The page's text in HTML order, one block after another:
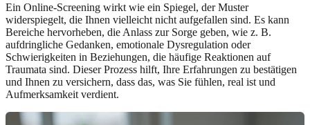
Ein Online-Screening wirkt wie ein Spiegel, der Muster
widerspiegelt, die Ihnen vielleicht nicht aufgefallen sind. Es kann
Bereiche hervorheben, die Anlass zur Sorge geben, wie z. B.
aufdringliche Gedanken, emotionale Dysregulation oder
Schwierigkeiten in Beziehungen, die häufige Reaktionen auf
Traumata sind. Dieser Prozess hilft, Ihre Erfahrungen zu bestätigen
und Ihnen zu versichern, dass das, was Sie fühlen, real ist und
Aufmerksamkeit verdient.